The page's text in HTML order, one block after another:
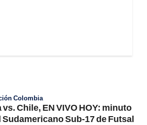
Colombia
Chile, EN VIVO HOY: minuto
Sub-17 de Futsal